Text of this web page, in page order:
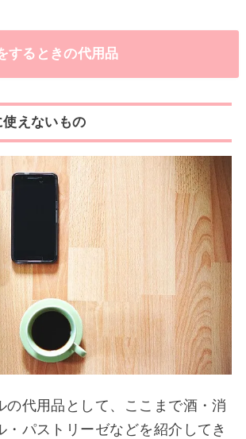
するときの代用品
えないもの
の代用品として、ここまで酒・消
・パストリーゼなどを紹介してき